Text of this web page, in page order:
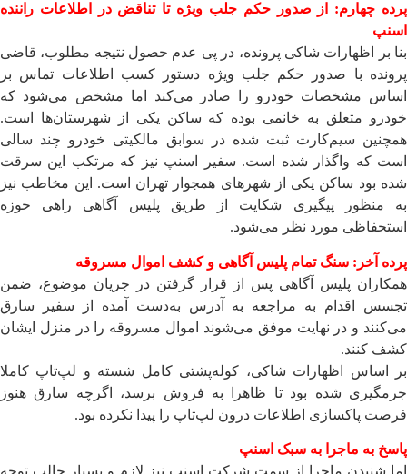
پرده چهارم: از صدور حکم جلب ویژه تا تناقض در اطلاعات راننده
اسنپ
بنا بر اظهارات شاکی پرونده، در پی عدم حصول نتیجه مطلوب، قاضی
پرونده با صدور حکم جلب ویژه دستور کسب اطلاعات تماس بر
اساس مشخصات خودرو را صادر می‌کند اما مشخص می‌شود که
خودرو متعلق به خانمی ‌بوده که ساکن یکی از شهرستان‌ها است.
همچنین سیم‌کارت ثبت شده در سوابق مالکیتی خودرو چند سالی
است که واگذار شده است. سفیر اسنپ نیز که مرتکب این سرقت
شده بود ساکن یکی از شهرهای همجوار تهران است. این مخاطب نیز
به منظور پیگیری شکایت از طریق پلیس آگاهی راهی حوزه
استحفاظی مورد نظر می‌شود.
پرده آخر: سنگ تمام پلیس آگاهی و کشف اموال مسروقه
همکاران پلیس آگاهی پس از قرار گرفتن در جریان موضوع، ضمن
تجسس اقدام به مراجعه به آدرس به‌دست آمده از سفیر سارق
می‌کنند و در نهایت موفق می‌شوند اموال مسروقه را در منزل ایشان
کشف کنند.
بر اساس اظهارات شاکی، کوله‌پشتی کامل شسته و لپ‌تاپ کاملا
جرمگیری شده بود تا ظاهرا به فروش برسد، اگرچه سارق هنوز
فرصت پاکسازی اطلاعات درون لپ‌تاپ را پیدا نکرده بود.
پاسخ به ماجرا به سبک اسنپ
اما شنیدن ماجرا از سمت شرکت اسنپ نیز لازم و بسیار جالب توجه